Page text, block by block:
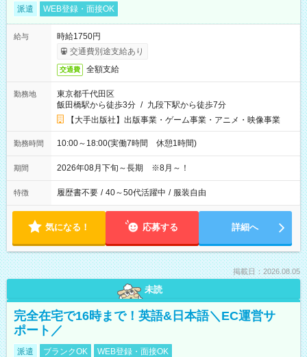
派遣 WEB登録・面接OK
給与
時給1750円
交通費別途支給あり
交通費 全額支給
勤務地
東京都千代田区
飯田橋駅から徒歩3分 / 九段下駅から徒歩7分
【大手出版社】出版事業・ゲーム事業・アニメ・映像事業
勤務時間 10:00～18:00(実働7時間 休憩1時間)
期間 2026年08月下旬～長期 ※8月～！
特徴 履歴書不要 / 40～50代活躍中 / 服装自由
気になる！ 応募する 詳細へ
掲載日：2026.08.05
未読
完全在宅で16時まで！英語&日本語＼EC運営サ
ポート／
派遣 ブランクOK WEB登録・面接OK